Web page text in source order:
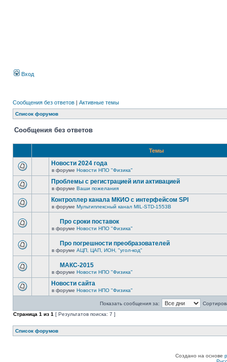
Вход
Сообщения без ответов | Активные темы
Список форумов
Сообщения без ответов
Темы
Новости 2024 года
в форуме Новости НПО "Физика"
Проблемы с регистрацией или активацией
в форуме Ваши пожелания
Контроллер канала МКИО с интерфейсом SPI
в форуме Мультиплексный канал MIL-STD-1553B
Про сроки поставок
в форуме Новости НПО "Физика"
Про погрешности преобразователей
в форуме АЦП, ЦАП, ИОН, "угол-код"
МАКС-2015
в форуме Новости НПО "Физика"
Новости сайта
в форуме Новости НПО "Физика"
Показать сообщения за:
Страница 1 из 1 [ Результатов поиска: 7 ]
Список форумов
Создано на основе